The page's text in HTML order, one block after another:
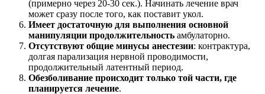
(примерно через 20-30 сек.). Начинать лечение врач
может сразу после того, как поставит укол.
Имеет достаточную для выполнения основной
манипуляции продолжительность амбулаторно.
Отсутствуют общие минусы анестезии: контрактура,
долгая парализация нервной проводимости,
продолжительный латентный период.
Обезболивание происходит только той части, где
планируется лечение.